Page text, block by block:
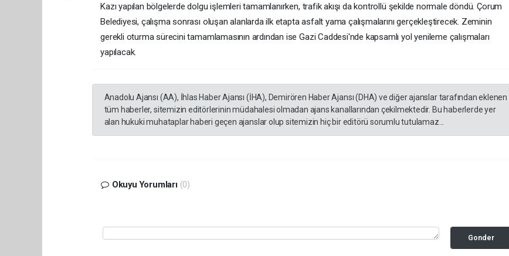
Kazı yapılan bölgelerde dolgu işlemleri tamamlanırken, trafik akışı da kontrollü şekilde normale döndü. Çorum
Belediyesi, çalışma sonrası oluşan alanlarda ilk etapta asfalt yama çalışmalarını gerçekleştirecek. Zeminin
gerekli oturma sürecini tamamlamasının ardından ise Gazi Caddesi'nde kapsamlı yol yenileme çalışmaları
yapılacak.
Anadolu Ajansı (AA), İhlas Haber Ajansı (İHA), Demirören Haber Ajansı (DHA) ve diğer ajanslar tarafından eklenen
tüm haberler, sitemizin editörlerinin müdahalesi olmadan ajans kanallarından çekilmektedir. Bu haberlerde yer
alan hukuki muhataplar haberi geçen ajanslar olup sitemizin hiç bir editörü sorumlu tutulamaz...
Okuyu Yorumları (0)
Gonder